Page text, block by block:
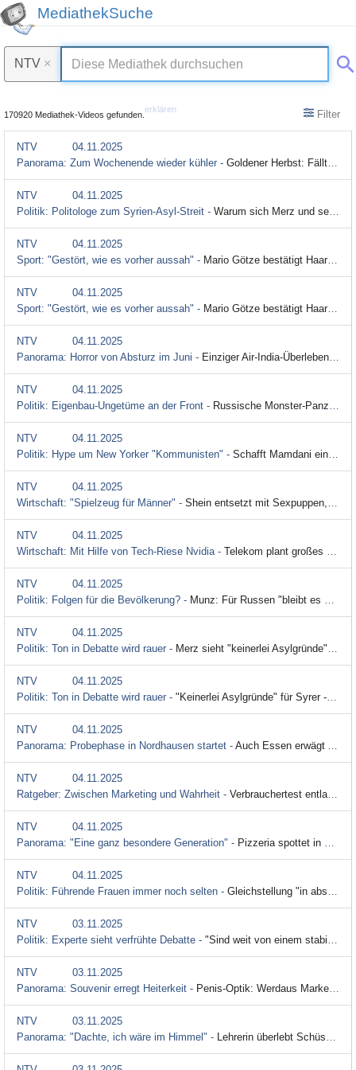
MediathekSuche
NTV ×
170920 Mediathek-Videos gefunden.
erklären Filter
NTV
04.11.2025
Panorama: Zum Wochenende wieder kühler - Goldener Herbst: Fällt morgen die 20-Grad-Marke?
NTV
04.11.2025
Politik: Politologe zum Syrien-Asyl-Streit - Warum sich Merz und sein Minister öffentlich widersprechen
NTV
04.11.2025
Sport: "Gestört, wie es vorher aussah" - Mario Götze bestätigt Haar-Transplantation
NTV
04.11.2025
Sport: "Gestört, wie es vorher aussah" - Mario Götze bestätigt Haartransplantation
NTV
04.11.2025
Panorama: Horror von Absturz im Juni - Einziger Air-India-Überlebender leidet unter dem Wunder
NTV
04.11.2025
Politik: Eigenbau-Ungetüme an der Front - Russische Monster-Panzer "kommen nicht so aus Fabrik"
NTV
04.11.2025
Politik: Hype um New Yorker "Kommunisten" - Schafft Mamdani eine echte Anti-Trump-Bewegung?
NTV
04.11.2025
Wirtschaft: "Spielzeug für Männer" - Shein entsetzt mit Sexpuppen, die wie Kinder aussehen
NTV
04.11.2025
Wirtschaft: Mit Hilfe von Tech-Riese Nvidia - Telekom plant großes KI-Serverzentrum in München
NTV
04.11.2025
Politik: Folgen für die Bevölkerung? - Munz: Für Russen "bleibt es ein Fernseh-Krieg"
NTV
04.11.2025
Politik: Ton in Debatte wird rauer - Merz sieht "keinerlei Asylgründe" für Syrer
NTV
04.11.2025
Politik: Ton in Debatte wird rauer - "Keinerlei Asylgründe" für Syrer - Merz kontert Wadephul
NTV
04.11.2025
Panorama: Probephase in Nordhausen startet - Auch Essen erwägt Arbeitspflicht für Leistungsempfänger
NTV
04.11.2025
Ratgeber: Zwischen Marketing und Wahrheit - Verbrauchertest entlarvt gängige Verpackungs-Tricks
NTV
04.11.2025
Panorama: "Eine ganz besondere Generation" - Pizzeria spottet in Video über Gen Z - und landet Hit
NTV
04.11.2025
Politik: Führende Frauen immer noch selten - Gleichstellung "in absurden Kulturkämpfen zerrieben"
NTV
03.11.2025
Politik: Experte sieht verfrühte Debatte - "Sind weit von einem stabilen Syrien entfernt"
NTV
03.11.2025
Panorama: Souvenir erregt Heiterkeit - Penis-Optik: Werdaus Marketing geht nach hinten los
NTV
03.11.2025
Panorama: "Dachte, ich wäre im Himmel" - Lehrerin überlebt Schüsse - und reicht Millionen-Klage ein